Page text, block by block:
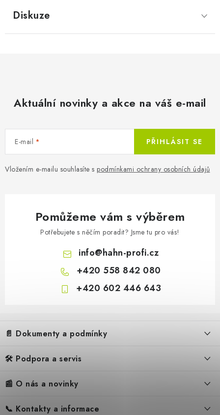
Diskuze
Aktuální novinky a akce na váš e-mail
E-mail
Vložením e-mailu souhlasíte s podmínkami ochrany osobních údajů
PŘIHLÁSIT SE
Pomůžeme vám s výběrem
Potřebujete s něčím poradit? Jsme tu pro vás!
info@hahn-profi.cz
+420 558 842 080
+420 602 446 643
a
t
📄 Dokumenty a podmínky
Obchodní podmínky
Zpětný odběr elektrozařízení
🛠️ Podpora a servis
FAQ – Často kladené otázky
📰 O nás a novinky
Novinky
📞 Kontakty a informace